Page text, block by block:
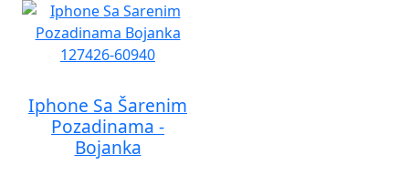
Iphone Sa Šarenim
Pozadinama -
Bojanka